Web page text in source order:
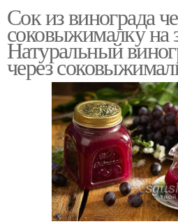
Сок из винограда
соковыжималку на
Натуральный
через